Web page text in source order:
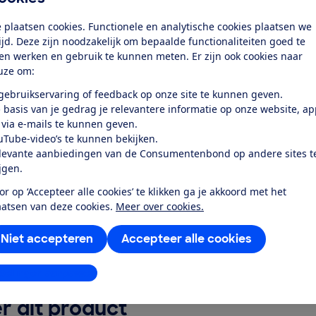
plaatsen cookies. Functionele en analytische cookies plaatsen we
Deze zijn noodzakelijk om bepaalde functionaliteiten goed te
werken en gebruik te kunnen meten. Er zijn ook cookies naar
om:
of feedback op onze site te kunnen geven.
basis van je gedrag je relevantere informatie op onze website,
e-mails te kunnen geven.
video’s te kunnen bekijken.
aanbiedingen van de Consumentenbond op andere sites
op ‘Accepteer alle cookies’ te klikken ga je akkoord met het
van deze cookies. Meer over cookies.
Accepteer alle cookies
Niet accepteren
aanpassen
mensen met een beperking
toegang tot deze test?
Word lid
Al lid? Log in
dit product